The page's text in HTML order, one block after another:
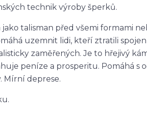
technik výroby šperků.
talisman před všemi formami
uzemnit lidi, kteří ztratili
zaměřených. Je to hřejivý
peníze a prosperitu. Pomáhá s
Mírní deprese.